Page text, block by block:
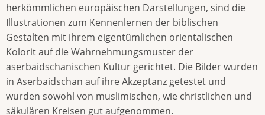
herkömmlichen europäischen Darstellungen, sind die
Illustrationen zum Kennenlernen der biblischen
Gestalten mit ihrem eigentümlichen orientalischen
Kolorit auf die Wahrnehmungsmuster der
aserbaidschanischen Kultur gerichtet. Die Bilder wurden
in Aserbaidschan auf ihre Akzeptanz getestet und
wurden sowohl von muslimischen, wie christlichen und
säkulären Kreisen gut aufgenommen.